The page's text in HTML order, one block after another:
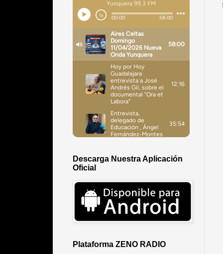
Descarga Nuestra Aplicación
Oficial
Plataforma ZENO RADIO